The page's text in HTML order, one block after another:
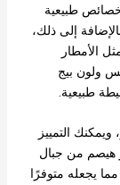
طبيعية
إلى ذلك،
الأمطار
ولون بيج
طبيعية.
التمييز
هيصم من جبال
يجعله متوفرًا